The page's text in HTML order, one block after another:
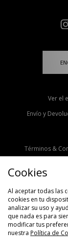
Ver el
Envío y
Términos &
Cookies
Al aceptar todas las
cookies en tu
analizar su uso y
que nada es para
modificar tus
nuestra Política de